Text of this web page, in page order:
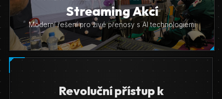
Streaming Akcí
Moderní řešení pro živé přenosy s AI technologiemi
Revoluční přístup k